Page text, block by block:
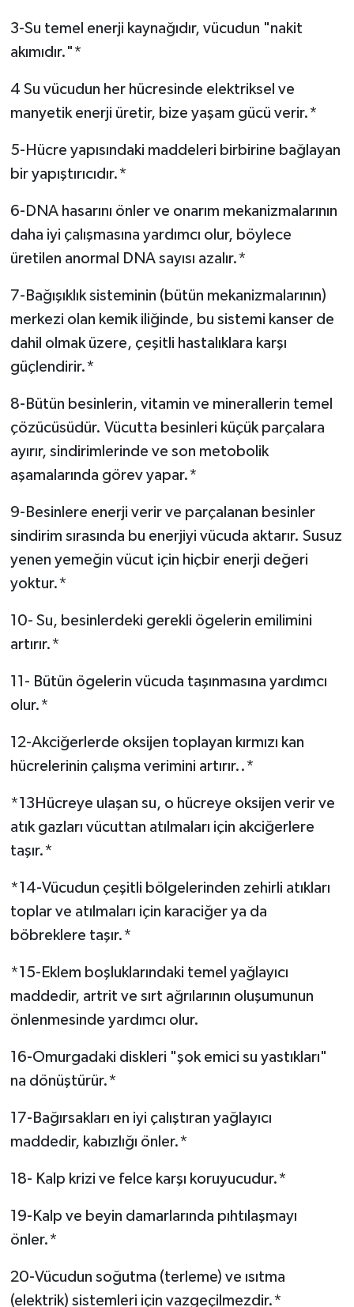
3-Su temel enerji kaynağıdır, vücudun "nakit
akımıdır."*
4 Su vücudun her hücresinde elektriksel ve
manyetik enerji üretir, bize yaşam gücü verir.*
5-Hücre yapısındaki maddeleri birbirine bağlayan
bir yapıştırıcıdır.*
6-DNA hasarını önler ve onarım mekanizmalarının
daha iyi çalışmasına yardımcı olur, böylece
üretilen anormal DNA sayısı azalır.*
7-Bağışıklık sisteminin (bütün mekanizmalarının)
merkezi olan kemik iliğinde, bu sistemi kanser de
dahil olmak üzere, çeşitli hastalıklara karşı
güçlendirir.*
8-Bütün besinlerin, vitamin ve minerallerin temel
çözücüsüdür. Vücutta besinleri küçük parçalara
ayırır, sindirimlerinde ve son metobolik
aşamalarında görev yapar.*
9-Besinlere enerji verir ve parçalanan besinler
sindirim sırasında bu enerjiyi vücuda aktarır. Susuz
yenen yemeğin vücut için hiçbir enerji değeri
yoktur.*
10- Su, besinlerdeki gerekli ögelerin emilimini
artırır.*
11- Bütün ögelerin vücuda taşınmasına yardımcı
olur.*
12-Akciğerlerde oksijen toplayan kırmızı kan
hücrelerinin çalışma verimini artırır..*
*13Hücreye ulaşan su, o hücreye oksijen verir ve
atık gazları vücuttan atılmaları için akciğerlere
taşır.*
*14-Vücudun çeşitli bölgelerinden zehirli atıkları
toplar ve atılmaları için karaciğer ya da
böbreklere taşır.*
*15-Eklem boşluklarındaki temel yağlayıcı
maddedir, artrit ve sırt ağrılarının oluşumunun
önlenmesinde yardımcı olur.
16-Omurgadaki diskleri "şok emici su yastıkları"
na dönüştürür.*
17-Bağırsakları en iyi çalıştıran yağlayıcı
maddedir, kabızlığı önler.*
18- Kalp krizi ve felce karşı koruyucudur.*
19-Kalp ve beyin damarlarında pıhtılaşmayı
önler.*
20-Vücudun soğutma (terleme) ve ısıtma
(elektrik) sistemleri için vazgeçilmezdir.*